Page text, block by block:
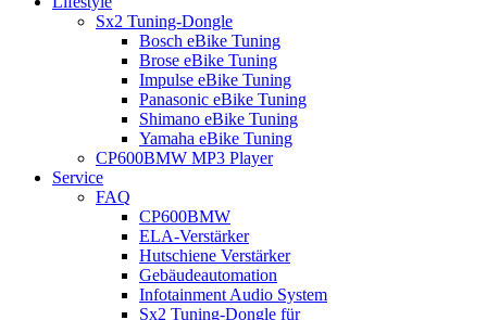
Sx2 Tuning-Dongle
Bosch eBike Tuning
Brose eBike Tuning
Impulse eBike Tuning
Panasonic eBike Tuning
Shimano eBike Tuning
Yamaha eBike Tuning
CP600BMW MP3 Player
Service
FAQ
CP600BMW
ELA-Verstärker
Hutschiene Verstärker
Gebäudeautomation
Infotainment Audio System
Sx2 Tuning-Dongle für